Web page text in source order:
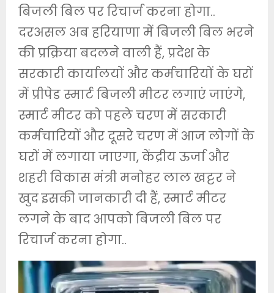
बिजली बिल पर रिचार्ज करना होगा..
दरअसल अब हरियाणा में बिजली बिल भरने
की प्रक्रिया बदलने वाली हैं, प्रदेश के
सरकारी कार्यालयों और कर्मचारियों के घरों
में प्रीपेड स्मार्ट बिजली मीटर लगाएं जाएंगे,
स्मार्ट मीटर को पहले चरण में सरकारी
कर्मचारियों और दूसरे चरण में आज लोगों के
घरों में लगाया जाएगा, केंद्रीय ऊर्जा और
शहरी विकास मंत्री मनोहर लाल खट्टर ने
खुद इसकी जानकारी दी हैं, स्मार्ट मीटर
लगने के बाद आपको बिजली बिल पर
रिचार्ज करना होगा..